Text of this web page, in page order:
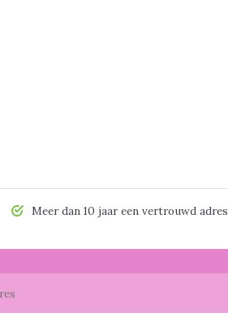
Meer dan 10 jaar een vertrouwd adres